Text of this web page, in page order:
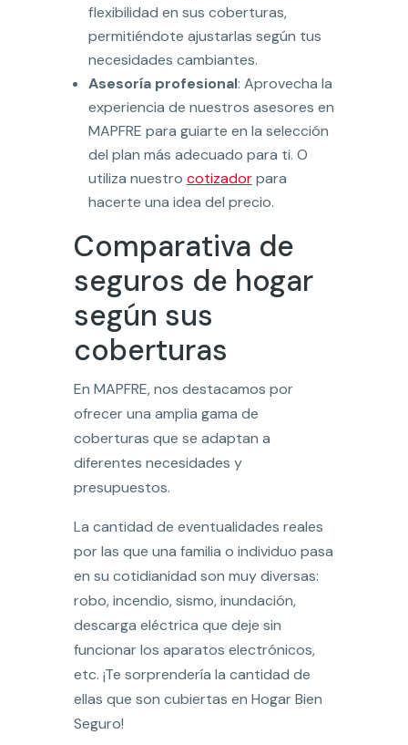
flexibilidad en sus coberturas,
permitiéndote ajustarlas según tus
necesidades cambiantes.
Asesoría profesional: Aprovecha la
experiencia de nuestros asesores en
MAPFRE para guiarte en la selección
del plan más adecuado para ti. O
utiliza nuestro cotizadorpara
hacerte una idea del precio.
Comparativa de
seguros de hogar
según sus
coberturas
En MAPFRE, nos destacamos por
ofrecer una amplia gama de
coberturas que se adaptan a
diferentes necesidades y
presupuestos.
La cantidad de eventualidades reales
por las que una familia o individuo pasa
en su cotidianidad son muy diversas:
robo, incendio, sismo, inundación,
descarga eléctrica que deje sin
funcionar los aparatos electrónicos,
etc. ¡Te sorprendería la cantidad de
ellas que son cubiertas en Hogar Bien
Seguro!